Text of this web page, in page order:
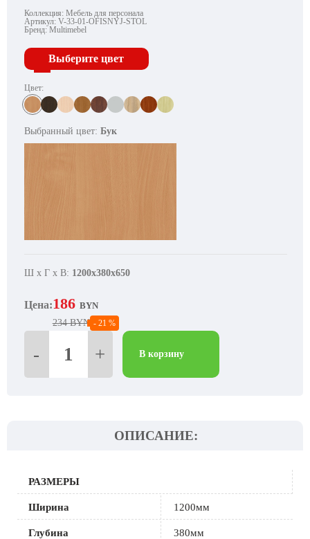
Коллекция: Мебель для персонала
Артикул: V-33-01-OFISNYJ-STOL
Бренд: Multimebel
Выберите цвет
Цвет:
Выбранный цвет: Бук
Ш х Г х В: 1200х380х650
Цена:186 BYN
234 BYN - 21 %
-
Стол
приставной + В корзину
ОПИСАНИЕ:
РАЗМЕРЫ
Ширина 1200мм
Глубина 380мм